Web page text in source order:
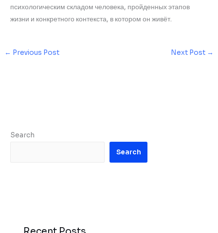
психологическим складом человека, пройденных этапов
жизни и конкретного контекста, в котором он живёт.
← Previous Post Next Post →
Search
Search